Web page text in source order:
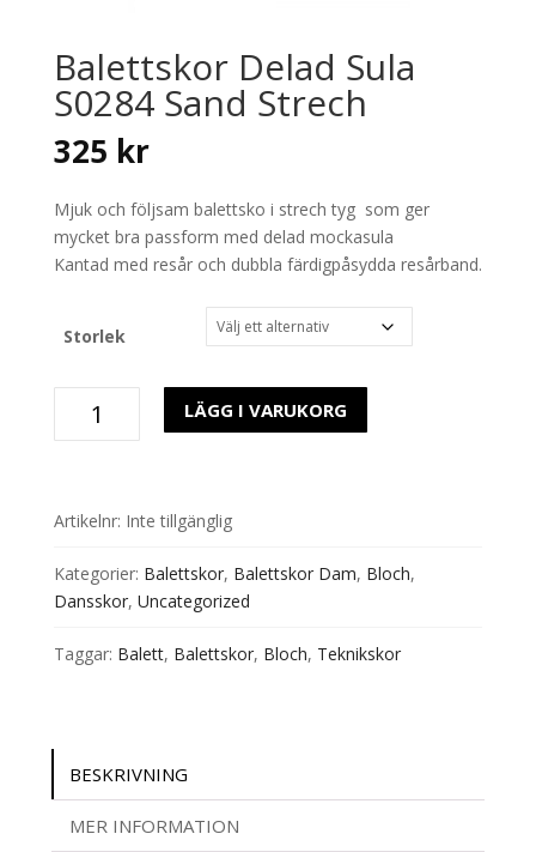
Balettskor Delad Sula
S0284 Sand Strech
325 kr
Mjuk och följsam balettsko i strech tyg som ger
mycket bra passform med delad mockasula
Kantad med resår och dubbla färdigpåsydda resårband.
Storlek
Delad
Sand
mängd
LÄGG I VARUKORG
Artikelnr: Inte tillgänglig
Kategorier: Balettskor, Balettskor Dam, Bloch,
Dansskor, Uncategorized
Taggar: Balett, Balettskor, Bloch, Teknikskor
BESKRIVNING
MER INFORMATION